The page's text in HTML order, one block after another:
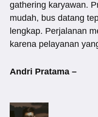
gathering karyawan.
mudah, bus datang
lengkap. Perjalanan
karena pelayanan
Andri Pratama –